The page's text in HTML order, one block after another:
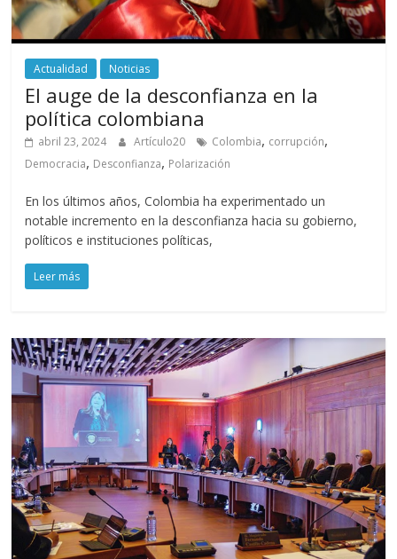
Actualidad Noticias
El auge de la desconfianza en la
política colombiana
abril 23, 2024 Artículo20 Colombia, corrupción,
Democracia, Desconfianza, Polarización
En los últimos años, Colombia ha experimentado un
notable incremento en la desconfianza hacia su gobierno,
políticos e instituciones políticas,
Leer más